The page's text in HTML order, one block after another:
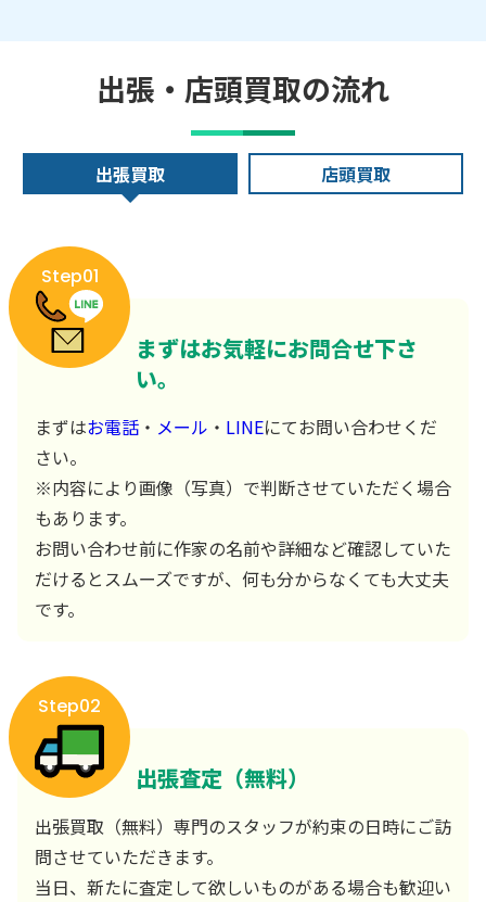
出張・店頭買取の流れ
出張買取 店頭買取
Step01
まずはお気軽にお問合せ下さ
い。
まずはお電話 ・ メール ・ LINEにてお問い合わせくだ
さい。
※内容により画像（写真）で判断させていただく場合
もあります。
お問い合わせ前に作家の名前や詳細など確認していた
だけるとスムーズですが、何も分からなくても大丈夫
です。
Step02
出張査定（無料）
出張買取（無料）専門のスタッフが約束の日時にご訪
問させていただきます。
当日、新たに査定して欲しいものがある場合も歓迎い